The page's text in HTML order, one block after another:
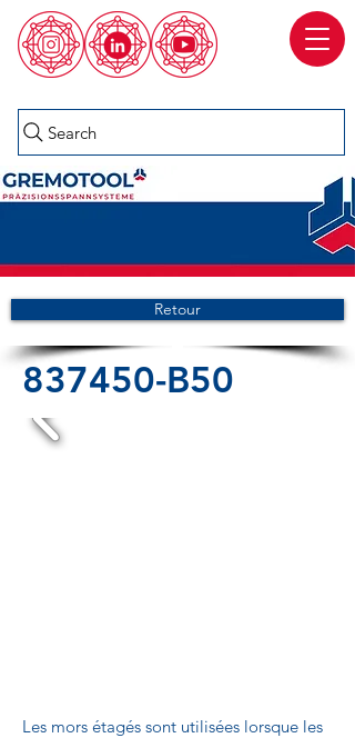
Search
Retour
837450-B50
Les mors étagés sont utilisées lorsque les